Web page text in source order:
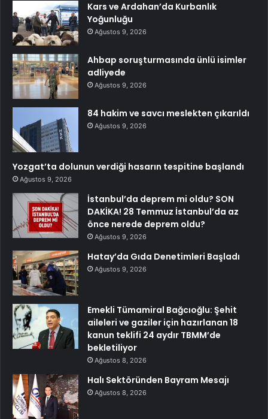
Kars ve Ardahan’da Kurbanlık
Yoğunluğu
Ağustos 9, 2026
Ahbap soruşturmasında ünlü isimler
adliyede
Ağustos 9, 2026
84 hakim ve savcı meslekten çıkarıldı
Ağustos 9, 2026
Yozgat’ta dolunun verdiği hasarın tespitine başlandı
Ağustos 9, 2026
İstanbul’da deprem mi oldu? SON
DAKİKA! 28 Temmuz İstanbul’da az
önce nerede deprem oldu?
Ağustos 9, 2026
Hatay’da Gıda Denetimleri Başladı
Ağustos 9, 2026
Emekli Tümamiral Bağcıoğlu: Şehit
aileleri ve gaziler için hazırlanan 18
kanun teklifi 24 aydır TBMM’de
bekletiliyor
Ağustos 8, 2026
Halı Sektöründen Bayram Mesajı
Ağustos 8, 2026